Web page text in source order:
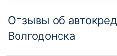
Отзывы об
Волгодонска